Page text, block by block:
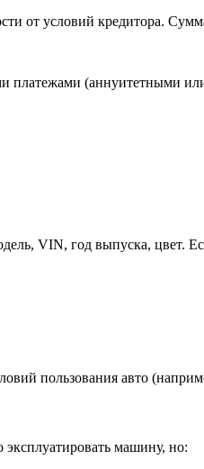
от условий кредитора.
платежами (аннуитетными
VIN, год выпуска, цвет.
пользования авто
машину, но: